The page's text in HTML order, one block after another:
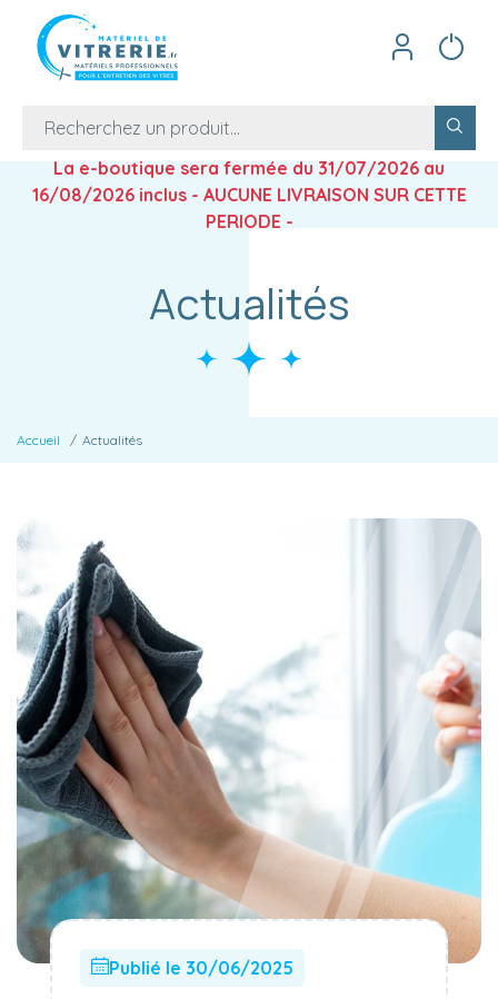
La e-boutique sera fermée du 31/07/2026 au
16/08/2026 inclus - AUCUNE LIVRAISON SUR CETTE
PERIODE -
Actualités
Accueil Actualités
Publié le 30/06/2025